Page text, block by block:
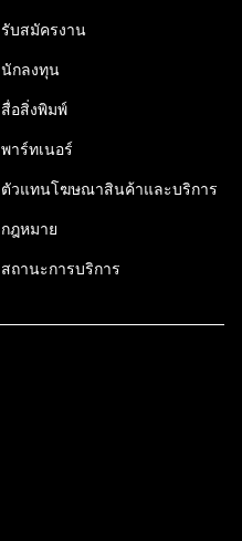
รับสมัครงาน
นักลงทุน
สื่อสิ่งพิมพ์
พาร์ทเนอร์
ตัวแทนโฆษณาสินค้าและบริการ
กฎหมาย
สถานะการบริการ